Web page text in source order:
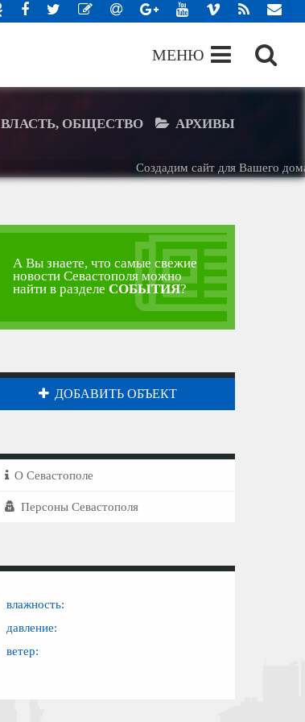
МЕНЮ
ВЛАСТЬ, ОБЩЕСТВО АРХИВЫ
Создадим сайт для Вашего дома
А Вы знаете, что самые свежие
новости Севастополя можно
найти в разделеСОБЫТИЯ?
ДОБАВИТЬ ОБЪЕКТ
О Севастополе
Персоны Севастополя
влажность:
давление:
ветер: